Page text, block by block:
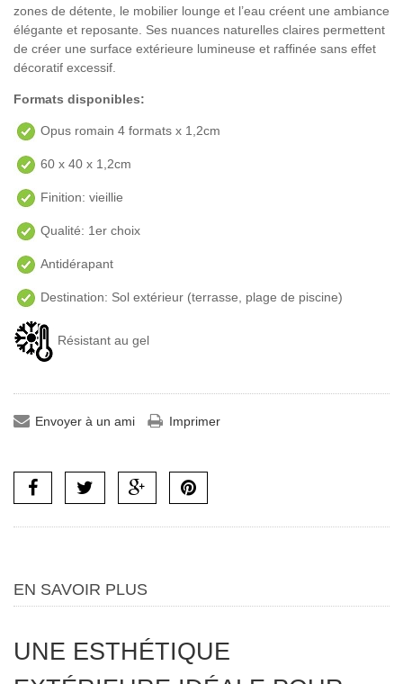
zones de détente, le mobilier lounge et l’eau créent une ambiance
élégante et reposante. Ses nuances naturelles claires permettent
de créer une surface extérieure lumineuse et raffinée sans effet
décoratif excessif.
Formats disponibles:
Opus romain 4 formats x 1,2cm
60 x 40 x 1,2cm
Finition: vieillie
Qualité: 1er choix
Antidérapant
Destination: Sol extérieur (terrasse, plage de piscine)
Résistant au gel
Envoyer à un ami Imprimer
EN SAVOIR PLUS
UNE ESTHÉTIQUE